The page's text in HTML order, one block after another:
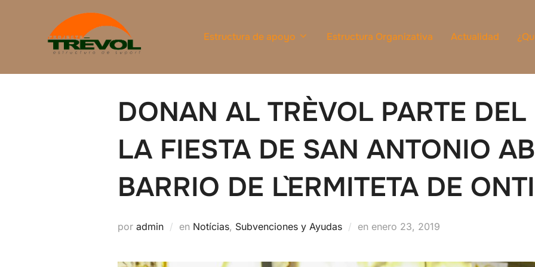
Estructura de apoyo Estructura Organizativa Actualidad
DONAN AL TRÈVOL PARTE
LA FIESTA DE SAN ANTONIO
BARRIO DE L`ERMITETA DE
por admin en Notícias, Subvenciones y Ayudas en Publicado
enero 23, 2019